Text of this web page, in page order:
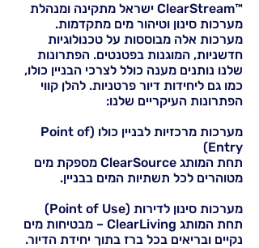
™ClearStream ישראל מתקינה ומנהלת
מערכות סינון וטיהור מים מתקדמות.
מערכות אלה מבוססות על טכנולוגיות
חדשניות, המוגנות בפטנטים. הפתרונות
שלנו נותנים מענה כולל לצרכי הבניין כולו,
כמו גם ליחידות דיור פרטניות. להלן קווי
הפתרונות העיקריים שלנו:
מערכות מרכזיות לבניין כולו (Point of
Entry)
תחת המותג ClearSource מספקת מים
מטוהרים לכל תשתיות המים בבניין.
מערכות סינון לדירות (Point of Use)
תחת המותג ClearLiving – מבטיחות מים
נקיים ובריאים בכל ברז בתוך יחידת הדיור.